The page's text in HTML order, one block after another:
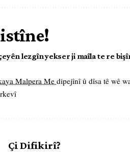
lezgîn yekser ji maîla te re
Malpera Me dipejînî û dîsa tê wê
Çi Difikirî?